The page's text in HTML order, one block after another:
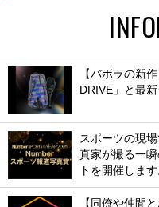
【バボラの新
DRIVE」と最
スポーツの現
真家が撮る一
トを開催しま
【同僚や仲間